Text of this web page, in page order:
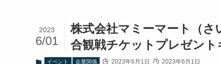
株式会社マミーマート（
合観戦チケットプレゼン
2023
6/01
イベント 企業関係 2023年6月1日 2023年6月1日